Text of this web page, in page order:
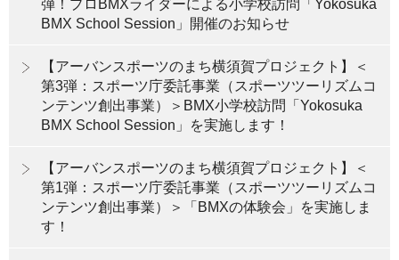
弾！プロBMXライダーによる小学校訪問「Yokosuka
BMX School Session」開催のお知らせ
【アーバンスポーツのまち横須賀プロジェクト】＜
第3弾：スポーツ庁委託事業（スポーツツーリズムコ
ンテンツ創出事業）＞BMX小学校訪問「Yokosuka
BMX School Session」を実施します！
【アーバンスポーツのまち横須賀プロジェクト】＜
第1弾：スポーツ庁委託事業（スポーツツーリズムコ
ンテンツ創出事業）＞「BMXの体験会」を実施しま
す！